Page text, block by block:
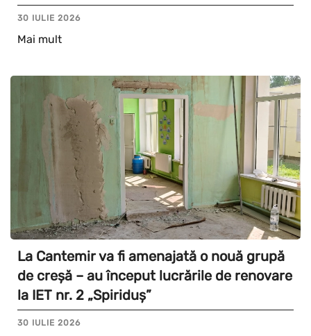
30 IULIE 2026
Mai mult
La Cantemir va fi amenajată o nouă grupă
de creșă – au început lucrările de renovare
la IET nr. 2 „Spiriduș”
30 IULIE 2026